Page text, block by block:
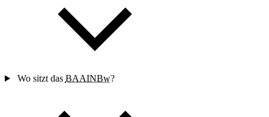
Wo sitzt das BAAINBw?